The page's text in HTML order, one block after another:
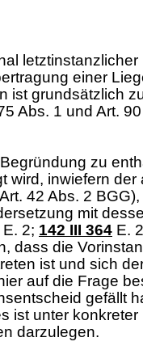
einer
ist grundsätzlich
Abs. 1 und Art.
zu
wird, inwiefern der
Art. 42 Abs. 2 BGG
mit
E. 2; 142 III 364 E.
dass die
ist und sich
auf die Frage
gefällt
ist unter
darzulegen.